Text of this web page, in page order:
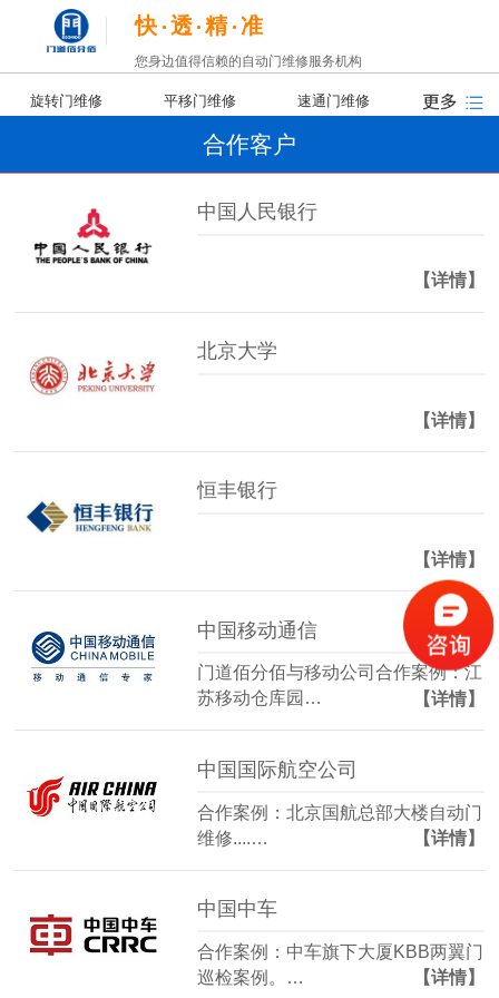
快 透 精 准
您身边值得信赖的自动门维修服务机构
旋转门维修 平移门维修 速通门维修
合作客户
中国人民银行
【详情】
北京大学
【详情】
恒丰银行
【详情】
中国移动通信
门道佰分佰与移动公司合作案例：江
苏移动仓库园…
【详情】
中国国际航空公司
合作案例：北京国航总部大楼自动门
维修....…
【详情】
中国中车
合作案例：中车旗下大厦KBB两翼门
巡检案例。…
【详情】